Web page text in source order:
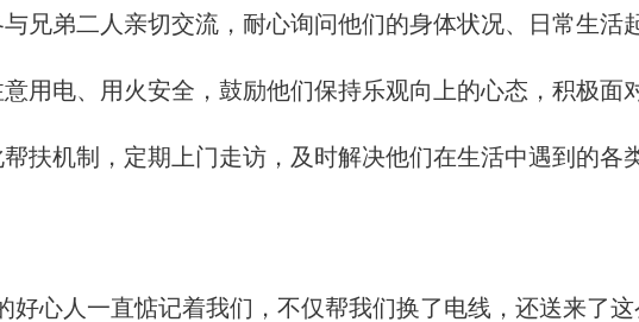
弟二人亲切交流，耐心询问他们的身体状况、日常生活
用电、用火安全，鼓励他们保持乐观向上的心态，积极面
扶机制，定期上门走访，及时解决他们在生活中遇到的
心人一直惦记着我们，不仅帮我们换了电线，还送来了这